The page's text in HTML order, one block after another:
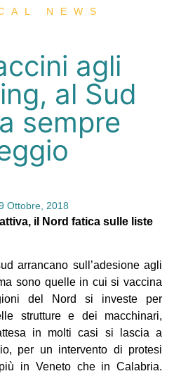
NEWS
agli
al Sud
sempre
Ottobre, 2018
il Nord fatica sulle liste
arrancano sull’adesione agli
sono quelle in cui si vaccina
del Nord si investe per
strutture e dei macchinari,
in molti casi si lascia a
per un intervento di protesi
in Veneto che in Calabria.